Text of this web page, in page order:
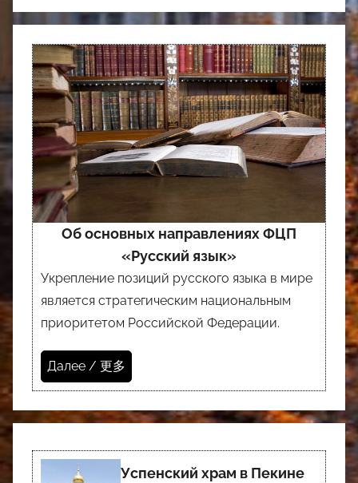
Об основных направлениях ФЦП
«Русский язык»
Укрепление позиций русского языка в мире
является стратегическим национальным
приоритетом Российской Федерации.
Далее / 更多
Успенский храм в Пекине